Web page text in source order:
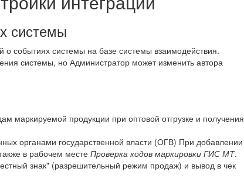
системы
событиях системы на базе системы взаимодействия.
системы, но Администратор может изменить автора
маркируемой продукции при оптовой отгрузке и получения
органами государственной власти (ОГВ) При добавлении
в рабочем месте Проверка кодов маркировки ГИС МТ.
знак" (разрешительный режим продаж) и вывод в чек